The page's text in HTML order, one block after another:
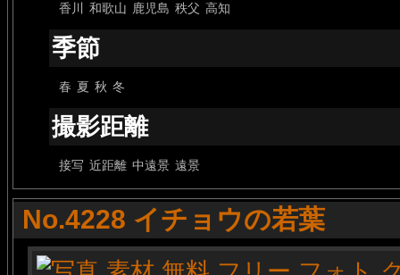
香川
和歌山 鹿児島 秩父 高知
季節
春 夏 秋 冬
撮影距離
接写 近距離 中遠景 遠景
No.4228 イチョウの若葉